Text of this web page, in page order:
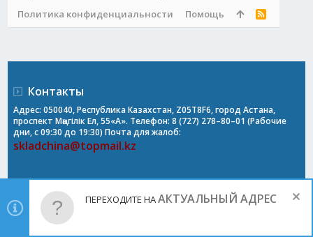
Политика конфиденциальности
Помощь
R
Контакты
Адрес: 050040, Республика Казахстан, Z05T8F6, город Астана,
проспект Мәңгілік Ел, 55«А». Телефон: 8 (727) 278–80–01 (Рабочие
дни, с 09:30 до 19:30) Почта для жалоб:
skladchina@topmail.kz
ПЕРЕХОДИТЕ НААКТУАЛЬНЫЙ АДРЕС